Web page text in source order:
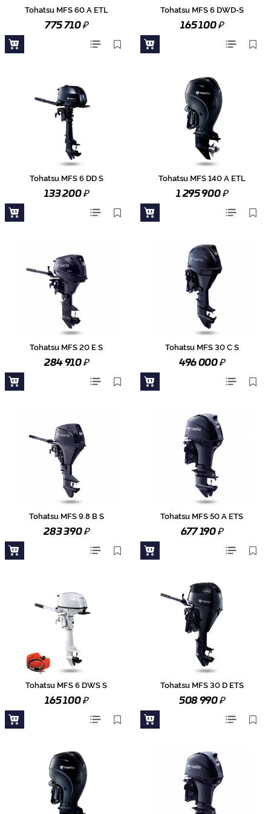
Tohatsu MFS 60 A ETL
775 710₽
Tohatsu MFS 6 DWD-S
165 100₽
Tohatsu MFS 6 DD S
133 200₽
Tohatsu MFS 140 A ETL
1 295 900₽
Tohatsu MFS 20 E S
284 910₽
Tohatsu MFS 30 C S
496 000₽
Tohatsu MFS 9.8 B S
283 390₽
Tohatsu MFS 50 A ETS
677 190₽
Tohatsu MFS 6 DWS S
165 100₽
Tohatsu MFS 30 D ETS
508 990₽